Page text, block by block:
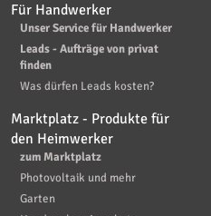
Für Handwerker
Unser Service für Handwerker
Leads - Aufträge von privat
finden
Was dürfen Leads kosten?
Marktplatz - Produkte für
den Heimwerker
zum Marktplatz
Photovoltaik und mehr
Garten